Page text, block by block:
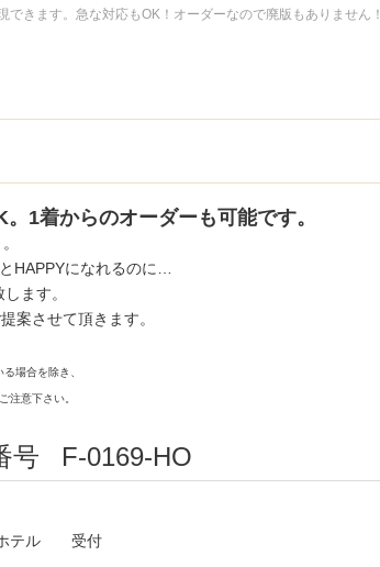
きます。急な対応もOK！オーダーなので廃版もありません！
1着からのオーダーも可能です。
HAPPYになれるのに…
ます。
案させて頂きます。
場合を除き、
注意下さい。
号 F-0169-HO
テル 受付